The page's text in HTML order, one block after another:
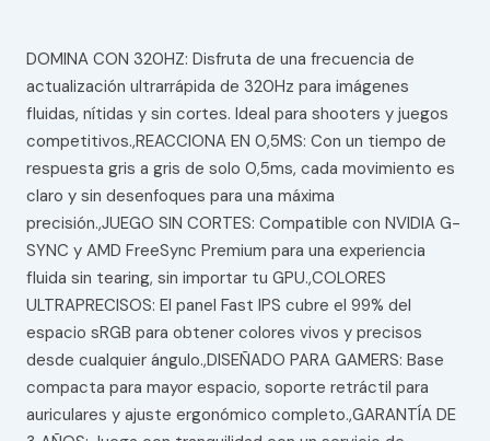
DOMINA CON 320HZ: Disfruta de una frecuencia de
actualización ultrarrápida de 320Hz para imágenes
fluidas, nítidas y sin cortes. Ideal para shooters y juegos
competitivos.,REACCIONA EN 0,5MS: Con un tiempo de
respuesta gris a gris de solo 0,5ms, cada movimiento es
claro y sin desenfoques para una máxima
precisión.,JUEGO SIN CORTES: Compatible con NVIDIA G-
SYNC y AMD FreeSync Premium para una experiencia
fluida sin tearing, sin importar tu GPU.,COLORES
ULTRAPRECISOS: El panel Fast IPS cubre el 99% del
espacio sRGB para obtener colores vivos y precisos
desde cualquier ángulo.,DISEÑADO PARA GAMERS: Base
compacta para mayor espacio, soporte retráctil para
auriculares y ajuste ergonómico completo.,GARANTÍA DE